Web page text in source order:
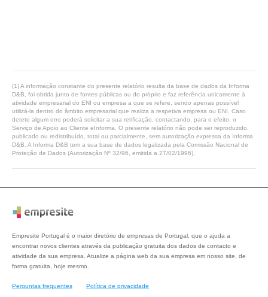
(1) A informação constante do presente relatório resulta da base de dados da Informa
D&B, foi obtida junto de fontes públicas ou do próprio e faz referência unicamente à
atividade empresarial do ENI ou empresa a que se refere, sendo apenas possível
utilizá-la dentro do âmbito empresarial que realiza a respetiva empresa ou ENI. Caso
detete algum erro poderá solicitar a sua retificação, contactando, para o efeito, o
Serviço de Apoio ao Cliente eInforma. O presente relatório não pode ser reproduzido,
publicado ou redistribuído, total ou parcialmente, sem autorização expressa da Informa
D&B. A Informa D&B tem a sua base de dados legalizada pela Comissão Nacional de
Proteção de Dados (Autorização Nº 32/96, emitida a 27/02/1996).
Empresite Portugal é o maior diretório de empresas de Portugal, que o ajuda a
encontrar novos clientes através da publicação gratuita dos dados de contacto e
atividade da sua empresa. Atualize a página web da sua empresa em nosso site, de
forma gratuita, hoje mesmo.
Perguntas frequentes Política de privacidade